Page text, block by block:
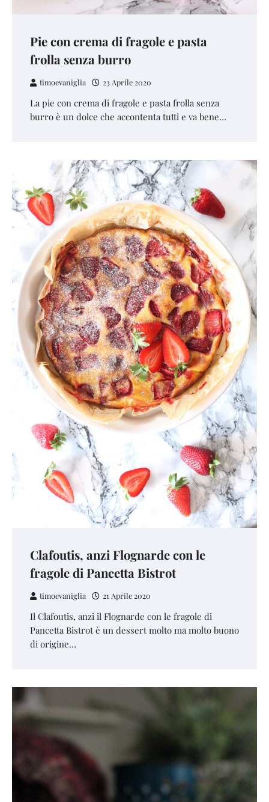
Pie con crema di fragole e pasta
frolla senza burro
timoevaniglia 23 Aprile 2020
La pie con crema di fragole e pasta frolla senza
burro è un dolce che accontenta tutti e va bene…
Clafoutis, anzi Flognarde con le
fragole di Pancetta Bistrot
timoevaniglia 21 Aprile 2020
Il Clafoutis, anzi il Flognarde con le fragole di
Pancetta Bistrot è un dessert molto ma molto buono
di origine…